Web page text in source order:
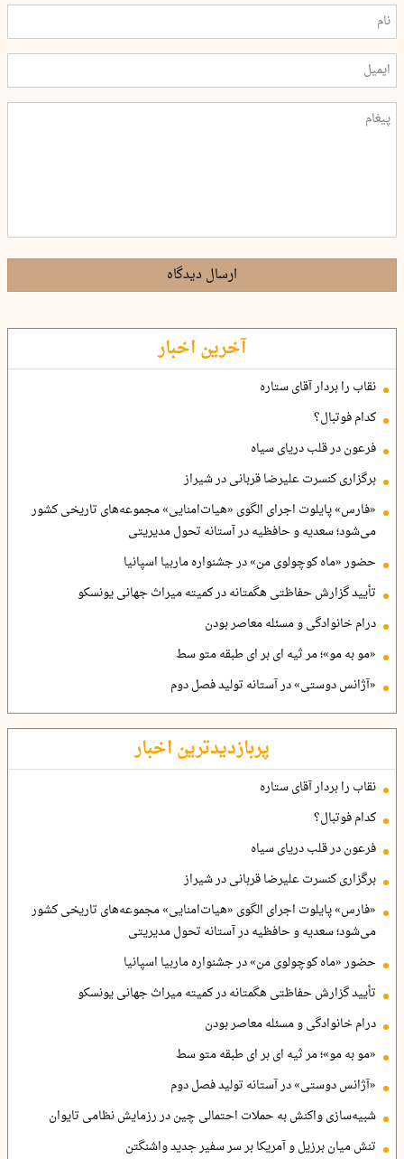
ارسال دیدگاه
آخرین اخبار
نقاب را بردار آقای ستاره
کدام فوتبال؟
فرعون در قلب دریای سیاه
برگزاری کنسرت علیرضا قربانی در شیراز
«فارس» پایلوت اجرای الگوی «هیات‌امنایی» مجموعه‌های تاریخی کشور
می‌شود؛ سعدیه و حافظیه در آستانه تحول مدیریتی
حضور «ماه کوچولوی من» در جشنواره ماربیا اسپانیا
تأیید گزارش حفاظتی هگمتانه در کمیته میراث جهانی یونسکو
درام خانوادگی و مسئله معاصر بودن
«مو به مو»؛ مر ثیه ای بر ای طبقه متو سط
«آژانس دوستی» در آستانه تولید فصل دوم
پربازدیدترین اخبار
نقاب را بردار آقای ستاره
کدام فوتبال؟
فرعون در قلب دریای سیاه
برگزاری کنسرت علیرضا قربانی در شیراز
«فارس» پایلوت اجرای الگوی «هیات‌امنایی» مجموعه‌های تاریخی کشور
می‌شود؛ سعدیه و حافظیه در آستانه تحول مدیریتی
حضور «ماه کوچولوی من» در جشنواره ماربیا اسپانیا
تأیید گزارش حفاظتی هگمتانه در کمیته میراث جهانی یونسکو
درام خانوادگی و مسئله معاصر بودن
«مو به مو»؛ مر ثیه ای بر ای طبقه متو سط
«آژانس دوستی» در آستانه تولید فصل دوم
شبیه‌سازی واکنش به حملات احتمالی چین در رزمایش نظامی تایوان
تنش میان برزیل و آمریکا بر سر سفیر جدید واشنگتن